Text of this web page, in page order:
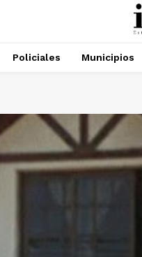
Policiales Municipios